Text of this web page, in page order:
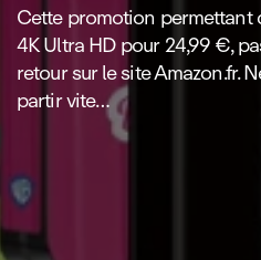
Cette promotion permettant
4K Ultra HD pour 24,99 €,
retour sur le site Amazon.fr.
partir vite…